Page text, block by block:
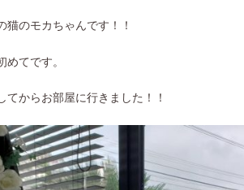
猫のモカちゃんです！！
めてです。
てからお部屋に行きました！！